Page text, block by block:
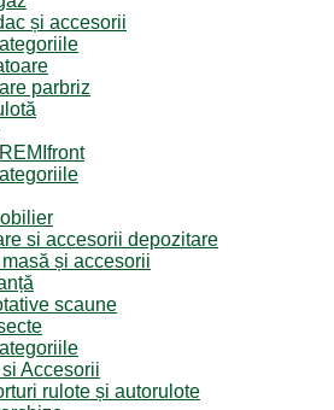
și accesorii
parbriz
si accesorii depozitare
și accesorii
scaune
Accesorii
rulote și autorulote